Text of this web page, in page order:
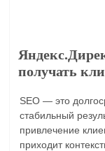
получать
SEO — это
стабильный
привлечение
приходит